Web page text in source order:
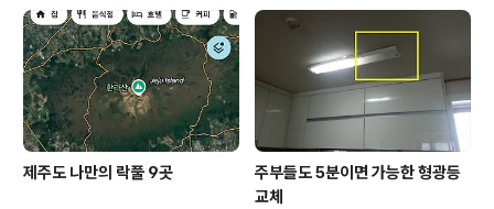
할을 해왔으며, 1915년에 만들어진 이곳 북촌리의 도대불
위에는 건립연도를 알리는 표석을 세운 것도 특이한 점 중
에 하나입니다. 북촌 도대불 위 표석에 새겨진 건립연도를
살펴보면 ‘대정4년..
제주도 나만의 락풀 9곳
주부들도 5분이면 가능한 형광등
교체